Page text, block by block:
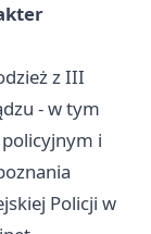
z III
- w tym
i
Policji w